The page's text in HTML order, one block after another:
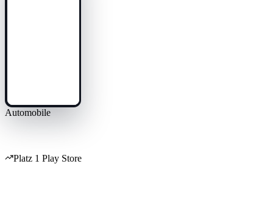
Automobile
Platz 1 Play Store